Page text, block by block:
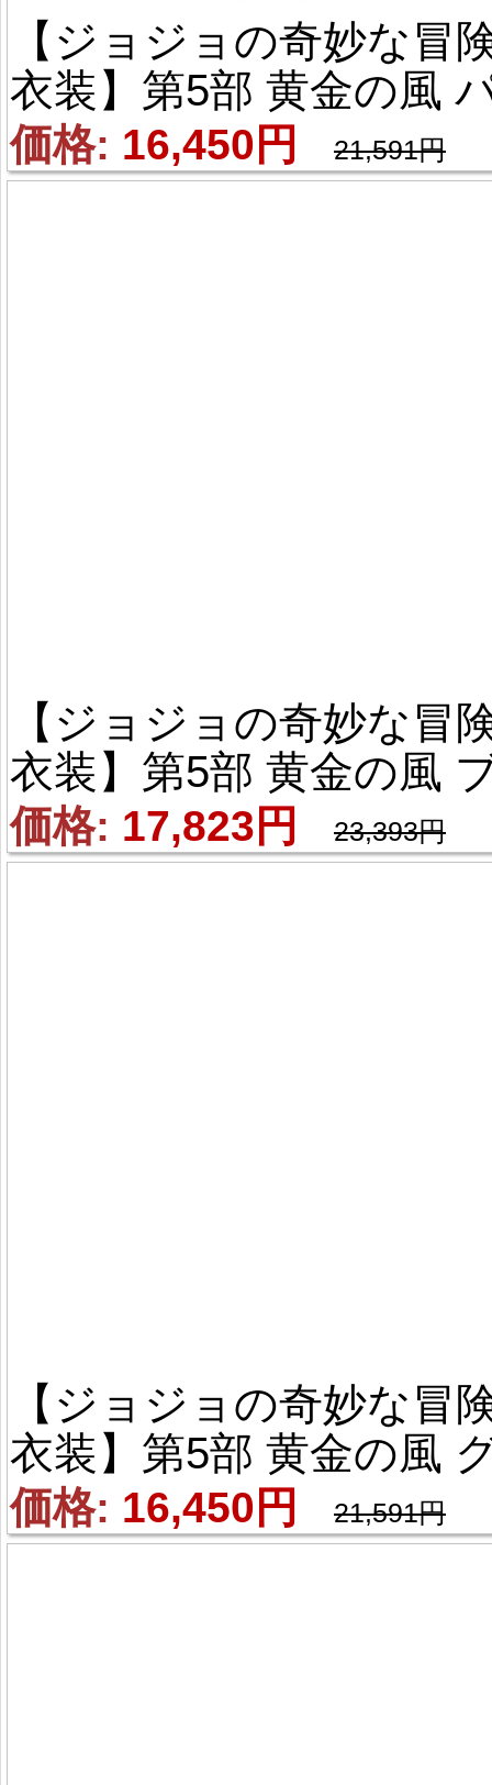
【ジョジョの奇妙な冒
衣装】第5部 黄金の風
ンナコッタ・フーゴ ジ
ルノ・ジョバァーナ 風
価格: 16,450円 21,591円
【ジョジョの奇妙な冒
衣装】第5部 黄金の風
ローノ・ブチャラティ
ョルノ・ジョバァーナ
価格: 17,823円 23,393円
【ジョジョの奇妙な冒
衣装】第5部 黄金の風
イード・ミスタ ジョル
ノ・ジョバァーナ 風 コ
価格: 16,450円 21,591円